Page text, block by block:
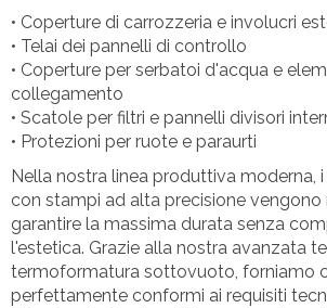
• Coperture di carrozzeria e involucri
• Telai dei pannelli di controllo
• Coperture per serbatoi d'acqua e
collegamento
• Scatole per filtri e pannelli divisori
• Protezioni per ruote e paraurti
Nella nostra linea produttiva moderna,
con stampi ad alta precisione vengono
garantire la massima durata senza
l'estetica. Grazie alla nostra avanzata
termoformatura sottovuoto, forniamo
perfettamente conformi ai requisiti